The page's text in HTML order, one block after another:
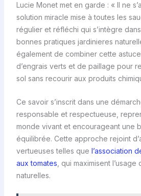
Lucie Monet met en garde : « Il ne
solution miracle mise à toutes les
régulier et réfléchi qui s’intègre
bonnes pratiques jardinieres
également de combiner cette astuce
d’engrais verts et de paillage pour
sol sans recourir aux produits
Ce savoir s’inscrit dans une
responsable et respectueuse,
monde vivant et encourageant une
équilibrée. Cette approche rejoint
vertueuses telles que l’association
aux tomates , qui maximisent
naturelles.